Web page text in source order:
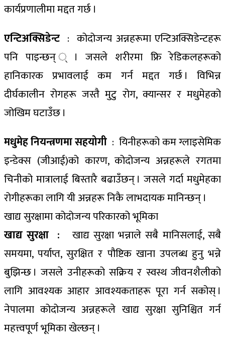
कार्यप्रणालीमा मद्दत गर्छ ।
एन्टिअक्सिडेन्ट : कोदोजन्य अन्नहरूमा एन्टिअक्सिडेन्टहरू
पनि पाइन्छन् ् । जसले शरीरमा फ्रि रेडिकलहरूको
हानिकारक प्रभावलाई कम गर्न मद्दत गर्छ । विभिन्न
दीर्घकालीन रोगहरू जस्तै मुटु रोग, क्यान्सर र मधुमेहको
जोखिम घटाउँछ ।
मधुमेह नियन्त्रणमा सहयोगी : यिनीहरूको कम ग्लाइसेमिक
इन्डेक्स (जीआई)को कारण, कोदोजन्य अन्नहरूले रगतमा
चिनीको मात्रालाई बिस्तारै बढाउँछन् । जसले गर्दा मधुमेहका
रोगीहरूका लागि यी अन्नहरू निकै लाभदायक मानिन्छन् ।
खाद्य सुरक्षामा कोदोजन्य परिकारको भूमिका
खाद्य सुरक्षा :
खाद्य सुरक्षा भन्नाले सबै मानिसलाई, सबै
समयमा, पर्याप्त, सुरक्षित र पौष्टिक खाना उपलब्ध हुनु भन्ने
बुझिन्छ । जसले उनीहरूको सक्रिय र स्वस्थ जीवनशैलीको
लागि आवश्यक आहार आवश्यकताहरू पूरा गर्न सकोस् ।
नेपालमा कोदोजन्य अन्नहरूले खाद्य सुरक्षा सुनिश्चित गर्न
महत्त्वपूर्ण भूमिका खेल्छन् ।